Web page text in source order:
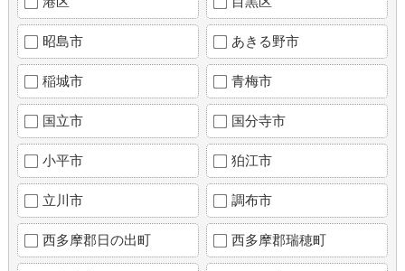
昭島市 あきる野市
稲城市 青梅市
国立市 国分寺市
小平市 狛江市
立川市 調布市
西多摩郡日の出町 西多摩郡瑞穂町